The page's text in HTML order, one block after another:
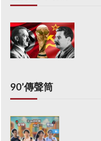
90’傳聲筒